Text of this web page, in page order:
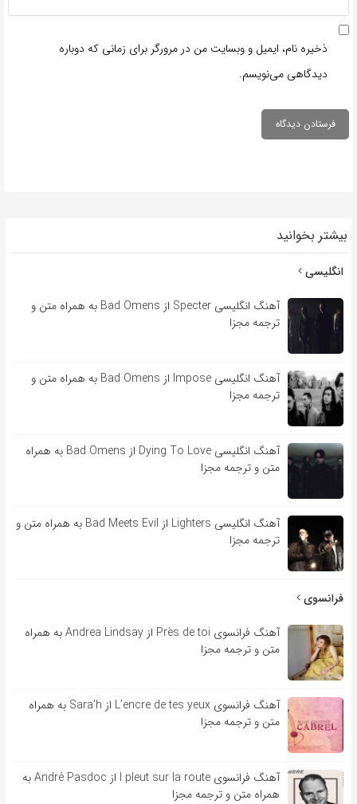
ذخیره نام، ایمیل و وبسایت من در مرورگر برای زمانی که دوباره
دیدگاهی می‌نویسم.
بیشتر بخوانید
انگلیسی
آهنگ انگلیسی Specter از Bad Omens به همراه متن و
ترجمه مجزا
آهنگ انگلیسی Impose از Bad Omens به همراه متن و
ترجمه مجزا
آهنگ انگلیسی Dying To Love از Bad Omens به همراه
متن و ترجمه مجزا
آهنگ انگلیسی Lighters از Bad Meets Evil به همراه متن و
ترجمه مجزا
فرانسوی
آهنگ فرانسوی Près de toi از Andrea Lindsay به همراه
متن و ترجمه مجزا
آهنگ فرانسوی L’encre de tes yeux از Sara’h به همراه
متن و ترجمه مجزا
آهنگ فرانسوی l pleut sur la route از André Pasdoc به
همراه متن و ترجمه مجزا